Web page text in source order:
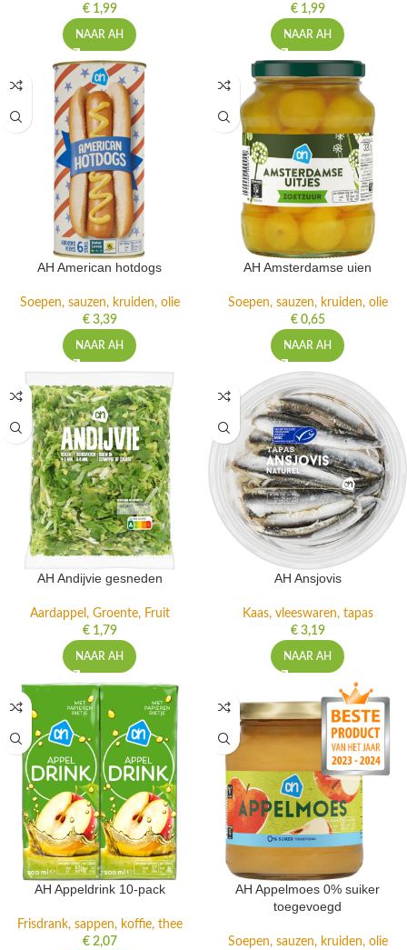
€1,99
NAAR AH
€1,99
NAAR AH
AH American hotdogs
Soepen, sauzen, kruiden, olie
€3,39
NAAR AH
AH Amsterdamse uien
Soepen, sauzen, kruiden, olie
€0,65
NAAR AH
AH Andijvie gesneden
Aardappel, Groente, Fruit
€1,79
NAAR AH
AH Ansjovis
Kaas, vleeswaren, tapas
€3,19
NAAR AH
AH Appeldrink 10-pack
Frisdrank, sappen, koffie, thee
€2,07
AH Appelmoes 0% suiker
toegevoegd
Soepen, sauzen, kruiden, olie